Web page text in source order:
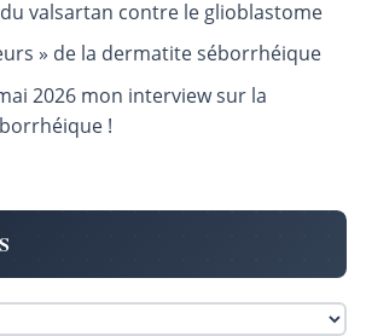
du valsartan contre le glioblastome
» de la dermatite séborrhéique
2026 mon interview sur la
!